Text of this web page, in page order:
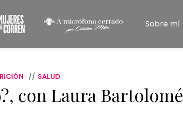
Sobre mí
SALUD
con Laura Bartolomé